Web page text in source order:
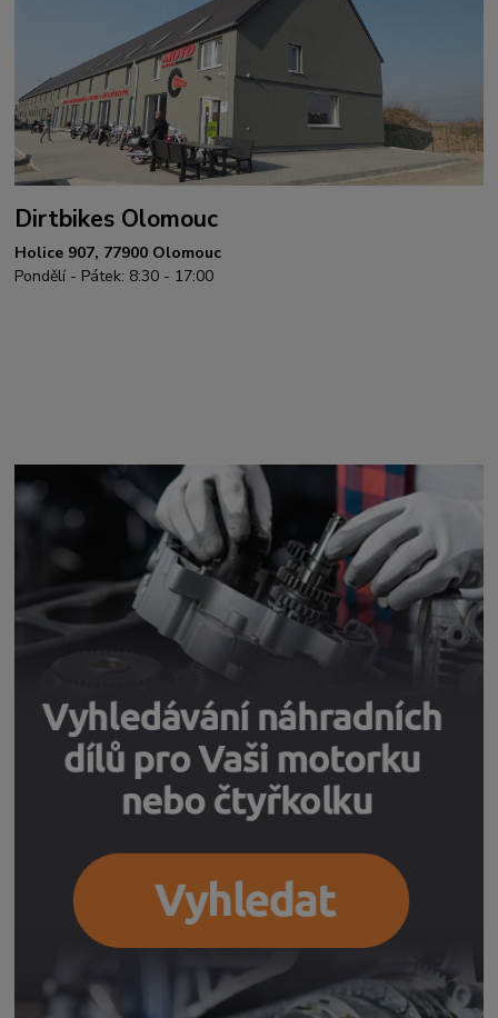
Dirtbikes Olomouc
Holice 907, 77900 Olomouc
Pondělí - Pátek: 8:30 - 17:00